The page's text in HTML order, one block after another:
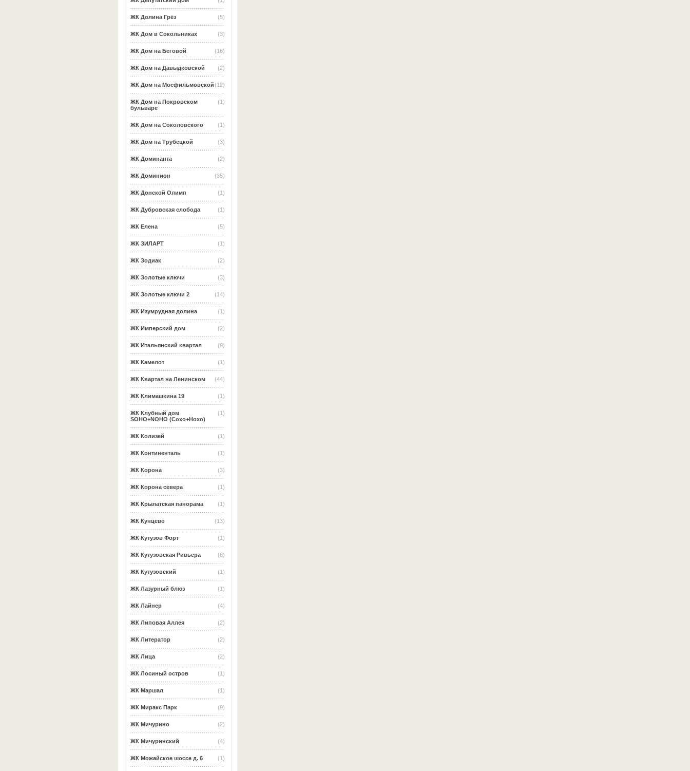
(5)
ЖК Долина Грёз
(3)
ЖК Дом в Сокольниках
(16)
ЖК Дом на Беговой
(2)
ЖК Дом на Давыдковской
(12)
ЖК Дом на Мосфильмовской
(1)
ЖК Дом на Покровском
бульваре
(1)
ЖК Дом на Соколовского
(3)
ЖК Дом на Трубецкой
(2)
ЖК Доминанта
(35)
ЖК Доминион
(1)
ЖК Донской Олимп
(1)
ЖК Дубровская слобода
(5)
ЖК Елена
(1)
ЖК ЗИЛАРТ
(2)
ЖК Зодиак
(3)
ЖК Золотые ключи
(14)
ЖК Золотые ключи 2
(1)
ЖК Изумрудная долина
(2)
ЖК Имперский дом
(9)
ЖК Итальянский квартал
(1)
ЖК Камелот
(44)
ЖК Квартал на Ленинском
(1)
ЖК Климашкина 19
(1)
ЖК Клубный дом
SOHO+NOHO (Сохо+Нохо)
(1)
ЖК Колизей
(1)
ЖК Континенталь
(3)
ЖК Корона
(1)
ЖК Корона севера
(1)
ЖК Крылатская панорама
(13)
ЖК Кунцево
(1)
ЖК Кутузов Форт
(6)
ЖК Кутузовская Ривьера
(1)
ЖК Кутузовский
(1)
ЖК Лазурный блюз
(4)
ЖК Лайнер
(2)
ЖК Липовая Аллея
(2)
ЖК Литератор
(2)
ЖК Лица
(1)
ЖК Лосиный остров
(1)
ЖК Маршал
(9)
ЖК Миракс Парк
(2)
ЖК Мичурино
(4)
ЖК Мичуринский
(1)
ЖК Можайское шоссе д. 6